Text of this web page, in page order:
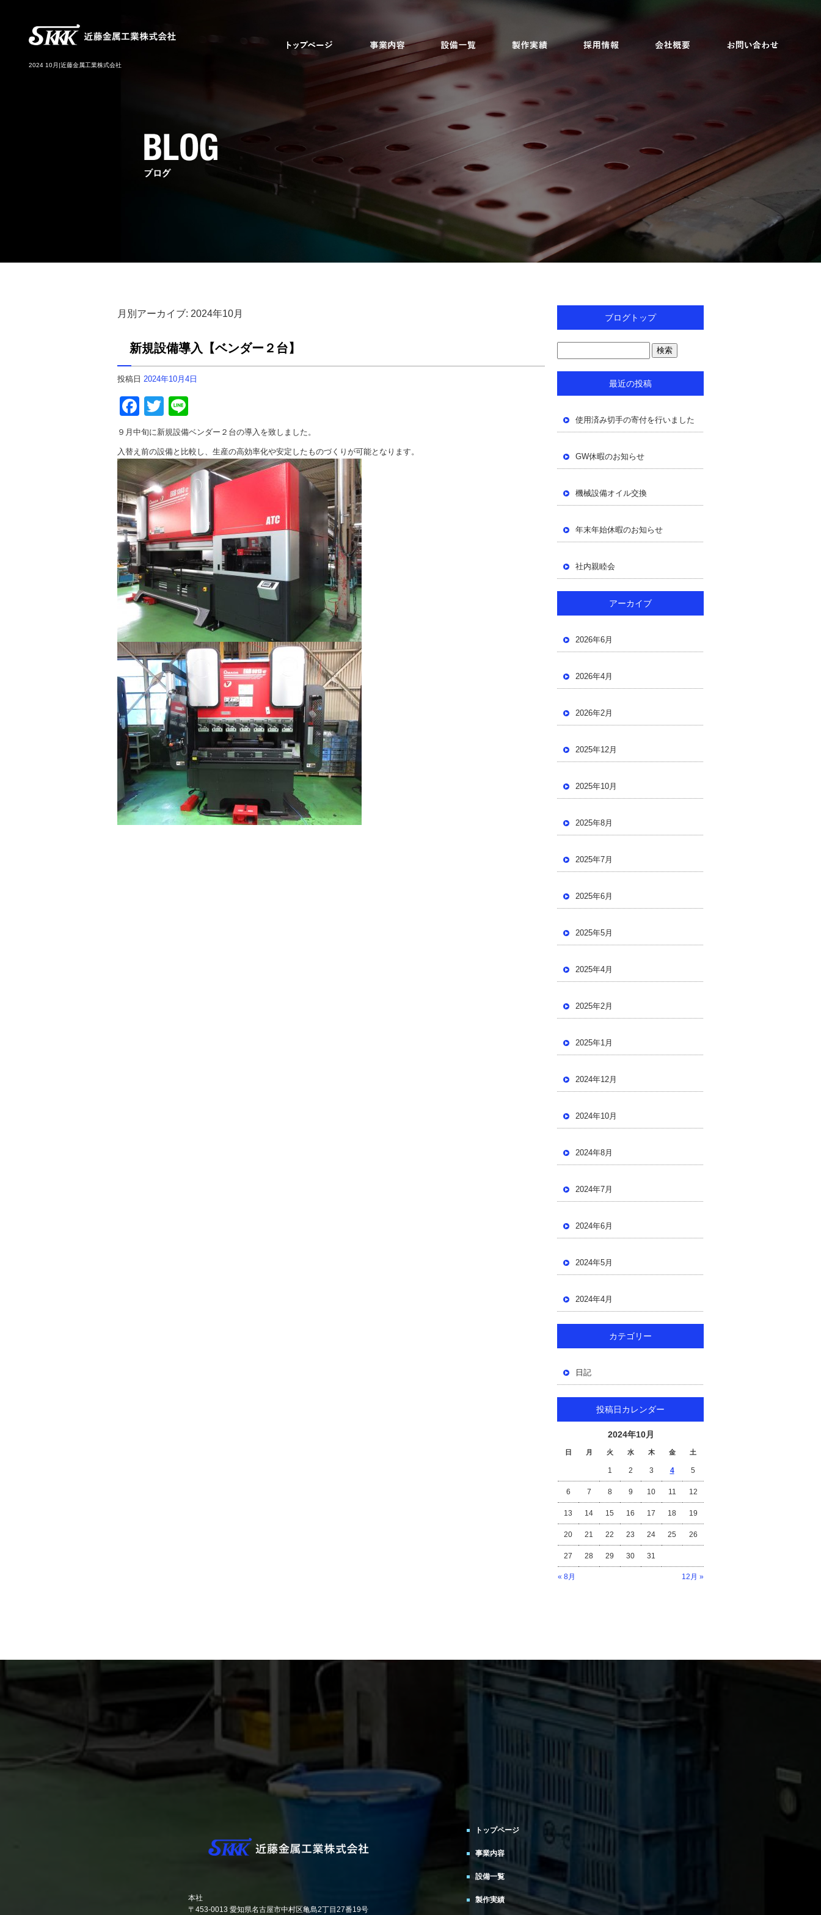
2024 10月|近藤金属工業株式会社
月別アーカイブ: 2024年10月
新規設備導入【ベンダー２台】
投稿日 2024年10月4日
F
a
c
e
b
o
o
k
T
wi
tt
er
n
e
９月中旬に新規設備ベンダー２台の導入を致しました。
入替え前の設備と比較し、生産の高効率化や安定したものづくりが可能となります。
ブログトップ
最近の投稿
使用済み切手の寄付を行いました
GW休暇のお知らせ
機械設備オイル交換
年末年始休暇のお知らせ
社内親睦会
アーカイブ
2026年6月
2026年4月
2026年2月
2025年12月
2025年10月
2025年8月
2025年7月
2025年6月
2025年5月
2025年4月
2025年2月
2025年1月
2024年12月
2024年10月
2024年8月
2024年7月
2024年6月
2024年5月
2024年4月
カテゴリー
日記
投稿日カレンダー
2024年10月
日 月 火 水 木 金 土
« 8月 12月 »
1 2 3 4 5
6 7 8 9 10 11 12
13 14 15 16 17 18 19
20 21 22 23 24 25 26
27 28 29 30 31
トップページ
事業内容
設備一覧
製作実績
本社
〒453-0013 愛知県名古屋市中村区亀島2丁目27番19号